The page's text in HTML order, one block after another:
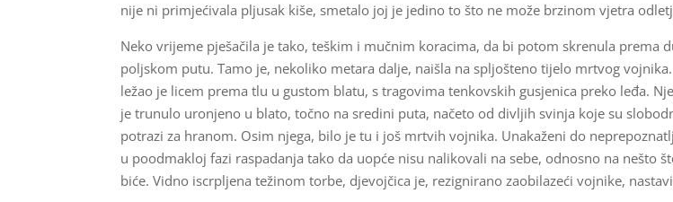
nije ni primjećivala pljusak kiše, smetalo joj je jedino to što ne može brzinom vjetra
Neko vrijeme pješačila je tako, teškim i mučnim koracima, da bi potom skrenula prema
poljskom putu. Tamo je, nekoliko metara dalje, naišla na spljošteno tijelo mrtvog
ležao je licem prema tlu u gustom blatu, s tragovima tenkovskih gusjenica preko leđa.
je trunulo uronjeno u blato, točno na sredini puta, načeto od divljih svinja koje su
potrazi za hranom. Osim njega, bilo je tu i još mrtvih vojnika. Unakaženi do
u poodmakloj fazi raspadanja tako da uopće nisu nalikovali na sebe, odnosno na nešto
biće. Vidno iscrpljena težinom torbe, djevojčica je, rezignirano zaobilazeći vojnike,